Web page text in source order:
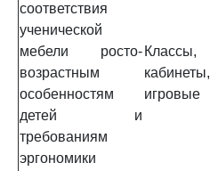
соответствия
ученической
мебели росто-
возрастным
особенностям
детей и
требованиям
эргономики
Классы,
кабинеты,
игровые